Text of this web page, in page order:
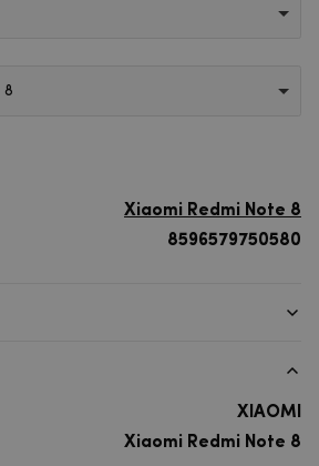
8
Xiaomi Redmi Note 8
8596579750580
XIAOMI
Xiaomi Redmi Note 8